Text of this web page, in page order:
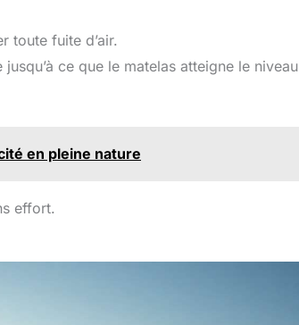
toute fuite d’air.
ce que le matelas atteigne le niveau
en pleine nature
effort.